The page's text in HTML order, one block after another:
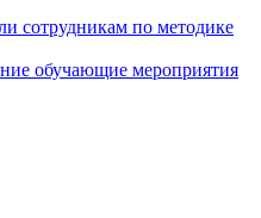
сотрудникам по методике
обучающие мероприятия